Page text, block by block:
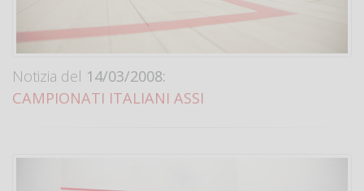
Notizia del 14/03/2008:
CAMPIONATI ITALIANI ASSI